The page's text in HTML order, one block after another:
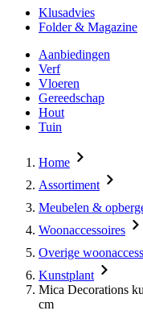
Klusadvies
Folder & Magazine
Aanbiedingen
Verf
Vloeren
Gereedschap
Hout
Tuin
Home
Assortiment
Meubelen &
Woonaccessoires
Overige
Kunstplant
Mica Decorations
cm